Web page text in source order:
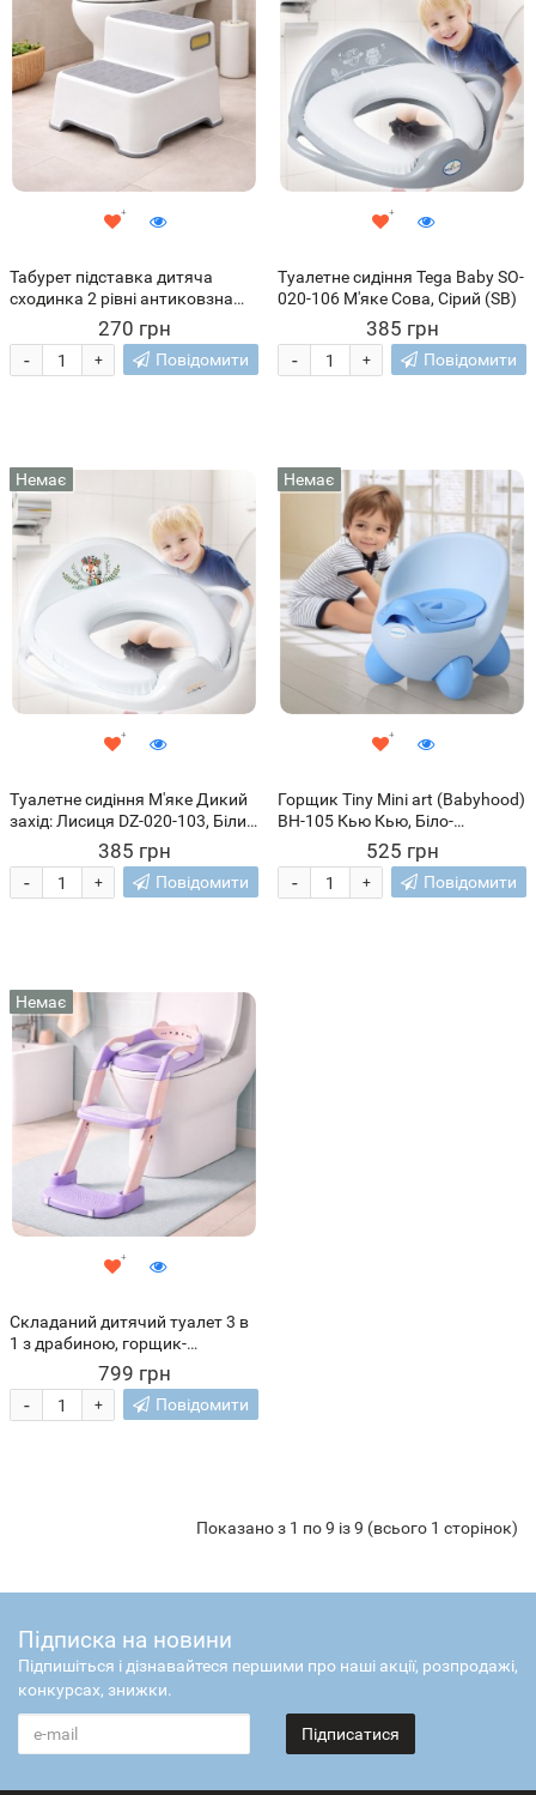
Табурет підставка дитяча
сходинка 2 рівні антиковзна
для раковини ванни кухні
33х31х23 см(626/VEN-1403-
С45/2)
270 грн
+
- Повідомити
Туалетне сидіння Tega Baby SO-
020-106 М'яке Сова, Сірий (SB)
385 грн
+
- Повідомити
Немає
Туалетне сидіння М'яке Дикий
захід: Лисиця DZ-020-103, Білий
385 грн
+
- Повідомити
Немає
Горщик Tiny Mini art (Babyhood)
BH-105 Кью Кью, Біло-
блакитний (DRK)525 грн
+
- Повідомити
Немає
Складаний дитячий туалет 3 в
1 з драбиною, горщик-
накладка антиковзка
(626/VEN-1402-С45/2)
799 грн
+
- Повідомити
Показано з 1 по 9 із 9 (всього 1 сторінок)
Підписка на новини
Підпишіться і дізнавайтеся першими про наші акції, розпродажі,
конкурсах, знижки.
Підписатися